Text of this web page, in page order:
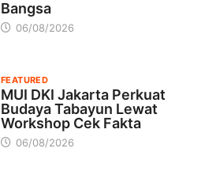
Bangsa
06/08/2026
FEATURED
MUI DKI Jakarta Perkuat
Budaya Tabayun Lewat
Workshop Cek Fakta
06/08/2026